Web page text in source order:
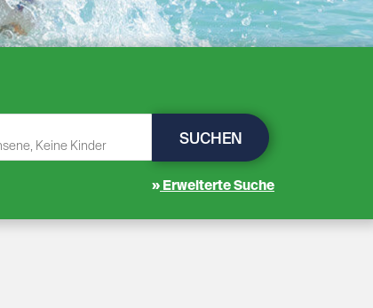
SUCHEN
Erweiterte Suche